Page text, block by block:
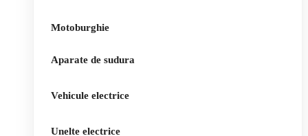
Motoburghie
Aparate de sudura
Vehicule electrice
Unelte electrice